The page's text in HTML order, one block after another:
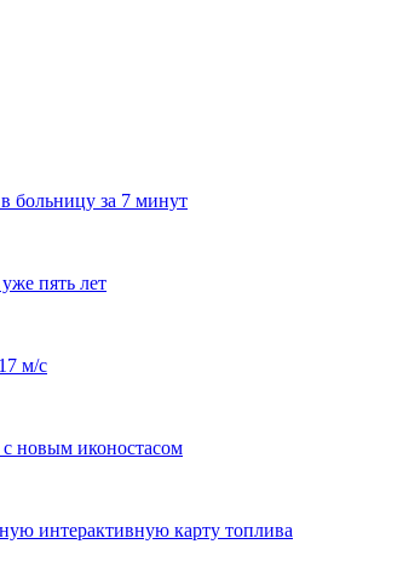
больницу за 7 минут
пять лет
м/с
новым иконостасом
интерактивную карту топлива